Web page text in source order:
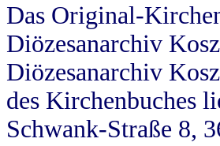
Das Original-
Diözesanarchiv
Diözesanarchiv
des Kirchenbuches
Schwank-Straße 8,